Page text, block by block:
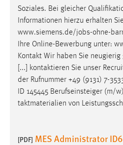
Soziales. Bei gleicher
Informationen hierzu erhalten
www.siemens.de/jobs-ohne-
Ihre Online-Bewerbung unter:
Kontakt Wir haben Sie
[...] kontaktieren Sie unser
der Rufnummer +49 (9131) 7-
ID 145445 Berufseinsteiger (m/
taktmaterialien von
[PDF] MES Administrator